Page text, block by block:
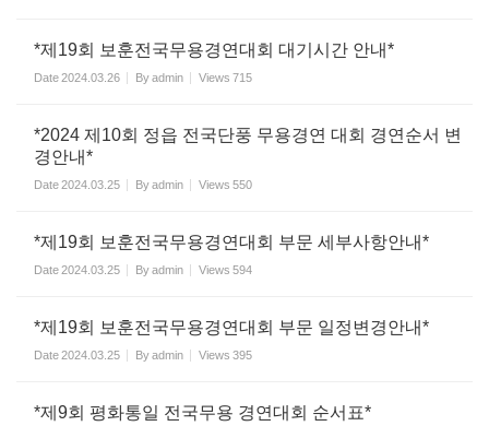
*제19회 보훈전국무용경연대회 대기시간 안내*
Date2024.03.26 Byadmin Views 715
*2024 제10회 정읍 전국단풍 무용경연 대회 경연순서 변
경안내*
Date2024.03.25 Byadmin Views 550
*제19회 보훈전국무용경연대회 부문 세부사항안내*
Date2024.03.25 Byadmin Views 594
*제19회 보훈전국무용경연대회 부문 일정변경안내*
Date2024.03.25 Byadmin Views 395
*제9회 평화통일 전국무용 경연대회 순서표*